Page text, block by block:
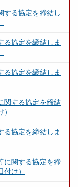
する協定を締結し
る協定を締結しま
る協定を締結しま
関する協定を締結
る協定を締結しま
に関する協定を締
け）